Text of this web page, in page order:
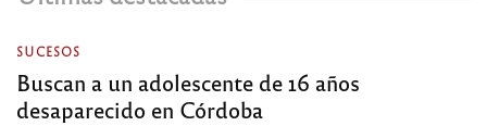
SUCESOS
Buscan a un adolescente de 16 años
desaparecido en Córdoba